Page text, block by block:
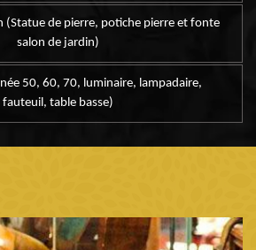
(Statue de pierre, potiche pierre et fonte
salon de jardin)
50, 60, 70, luminaire, lampadaire,
fauteuil, table basse)